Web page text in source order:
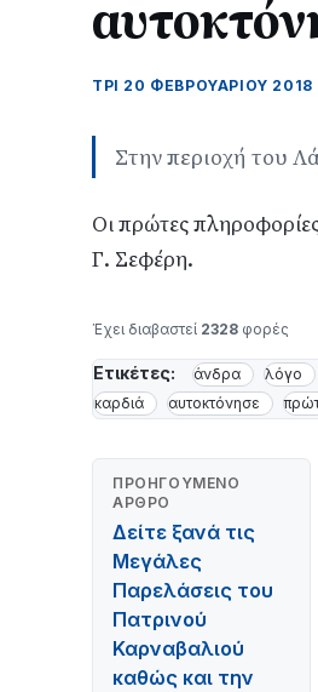
ΤΡΊ 20 ΦΕΒΡΟΥΑΡΊΟΥ 2018
Στην περιοχή του
Οι πρώτες
Γ. Σεφέρη.
Έχει διαβαστεί 2328 φορές
Ετικέτες: άνδρα λόγο
καρδιά
αυτοκτόνησε
ΠΡΟΗΓΟΎΜΕΝΟ
ΆΡΘΡΟ
Δείτε ξανά τις
Μεγάλες
Παρελάσεις του
Πατρινού
Καρναβαλιού
καθώς και την